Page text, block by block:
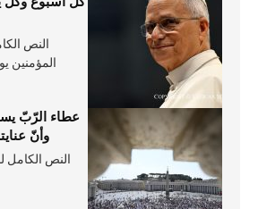
النص
المؤمنين يوم
عطاء الرّبّ
وأنّ
النص الكامل